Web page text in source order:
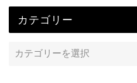
カテゴリー